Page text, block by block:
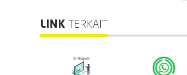
LINK TERKAIT